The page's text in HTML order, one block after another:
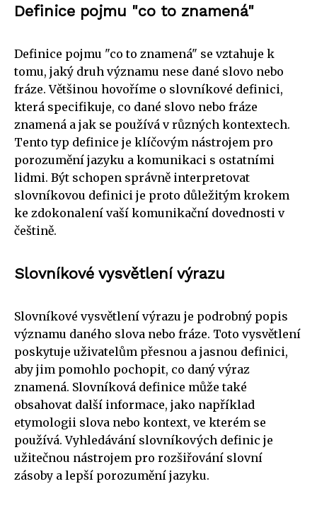
Definice pojmu "co to znamená"
Definice pojmu "co to znamená" se vztahuje k
tomu, jaký druh významu nese dané slovo nebo
fráze. Většinou hovoříme o slovníkové definici,
která specifikuje, co dané slovo nebo fráze
znamená a jak se používá v různých kontextech.
Tento typ definice je klíčovým nástrojem pro
porozumění jazyku a komunikaci s ostatními
lidmi. Být schopen správně interpretovat
slovníkovou definici je proto důležitým krokem
ke zdokonalení vaší komunikační dovednosti v
češtině.
Slovníkové vysvětlení výrazu
Slovníkové vysvětlení výrazu je podrobný popis
významu daného slova nebo fráze. Toto vysvětlení
poskytuje uživatelům přesnou a jasnou definici,
aby jim pomohlo pochopit, co daný výraz
znamená. Slovníková definice může také
obsahovat další informace, jako například
etymologii slova nebo kontext, ve kterém se
používá. Vyhledávání slovníkových definic je
užitečnou nástrojem pro rozšiřování slovní
zásoby a lepší porozumění jazyku.